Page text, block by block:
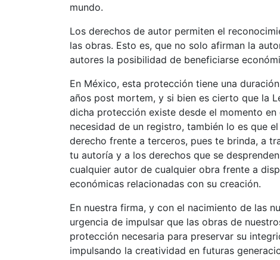
mundo.
Los derechos de autor permiten el
las obras. Esto es, que no solo afirman la
autores la posibilidad de beneficiarse
En México, esta protección tiene una
años post mortem, y si bien es cierto que la
dicha protección existe desde el momento
necesidad de un registro, también lo es que
derecho frente a terceros, pues te brinda, a
tu autoría y a los derechos que se
cualquier autor de cualquier obra frente a
económicas relacionadas con su creación.
En nuestra firma, y con el nacimiento de las
urgencia de impulsar que las obras de
protección necesaria para preservar su
impulsando la creatividad en futuras